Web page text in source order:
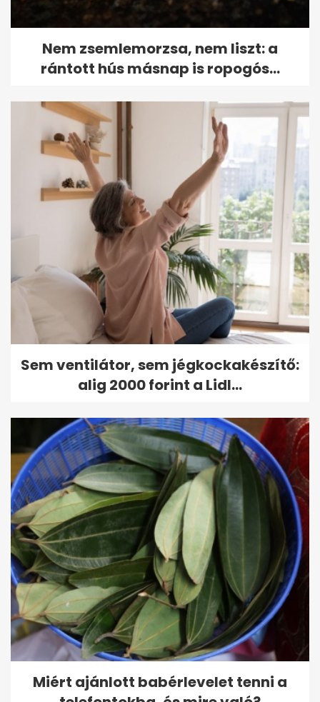
Nem zsemlemorzsa, nem liszt: a
rántott hús másnap is ropogós...
Sem ventilátor, sem jégkockakészítő:
alig 2000 forint a Lidl...
Miért ajánlott babérlevelet tenni a